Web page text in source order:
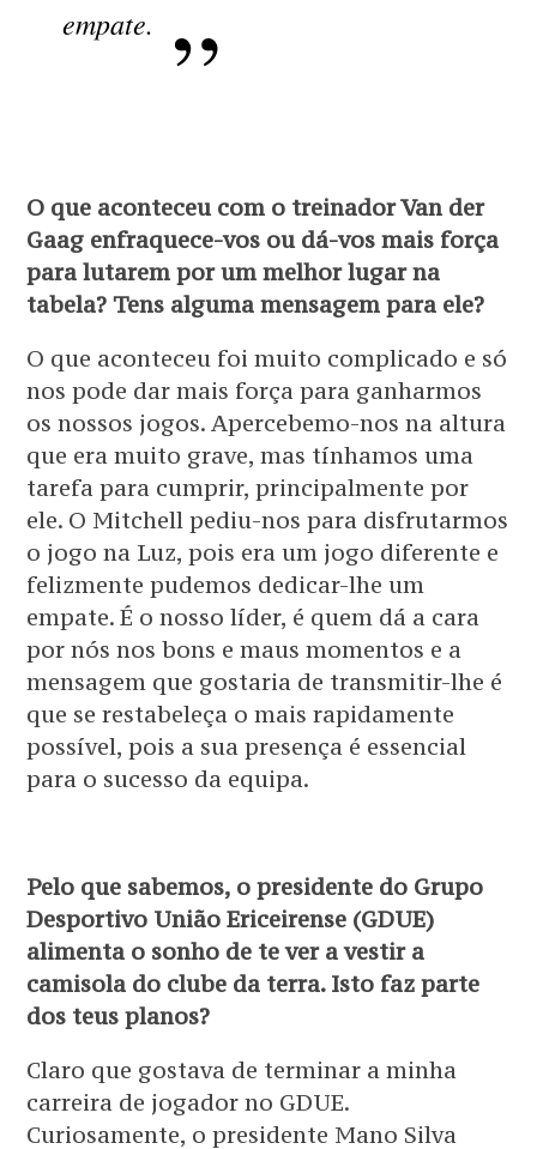
empate.
O que aconteceu com o treinador Van der
Gaag enfraquece-vos ou dá-vos mais força
para lutarem por um melhor lugar na
tabela? Tens alguma mensagem para ele?
O que aconteceu foi muito complicado e só
nos pode dar mais força para ganharmos
os nossos jogos. Apercebemo-nos na altura
que era muito grave, mas tínhamos uma
tarefa para cumprir, principalmente por
ele. O Mitchell pediu-nos para disfrutarmos
o jogo na Luz, pois era um jogo diferente e
felizmente pudemos dedicar-lhe um
empate. É o nosso líder, é quem dá a cara
por nós nos bons e maus momentos e a
mensagem que gostaria de transmitir-lhe é
que se restabeleça o mais rapidamente
possível, pois a sua presença é essencial
para o sucesso da equipa.
Pelo que sabemos, o presidente do Grupo
Desportivo União Ericeirense (GDUE)
alimenta o sonho de te ver a vestir a
camisola do clube da terra. Isto faz parte
dos teus planos?
Claro que gostava de terminar a minha
carreira de jogador no GDUE.
Curiosamente, o presidente Mano Silva